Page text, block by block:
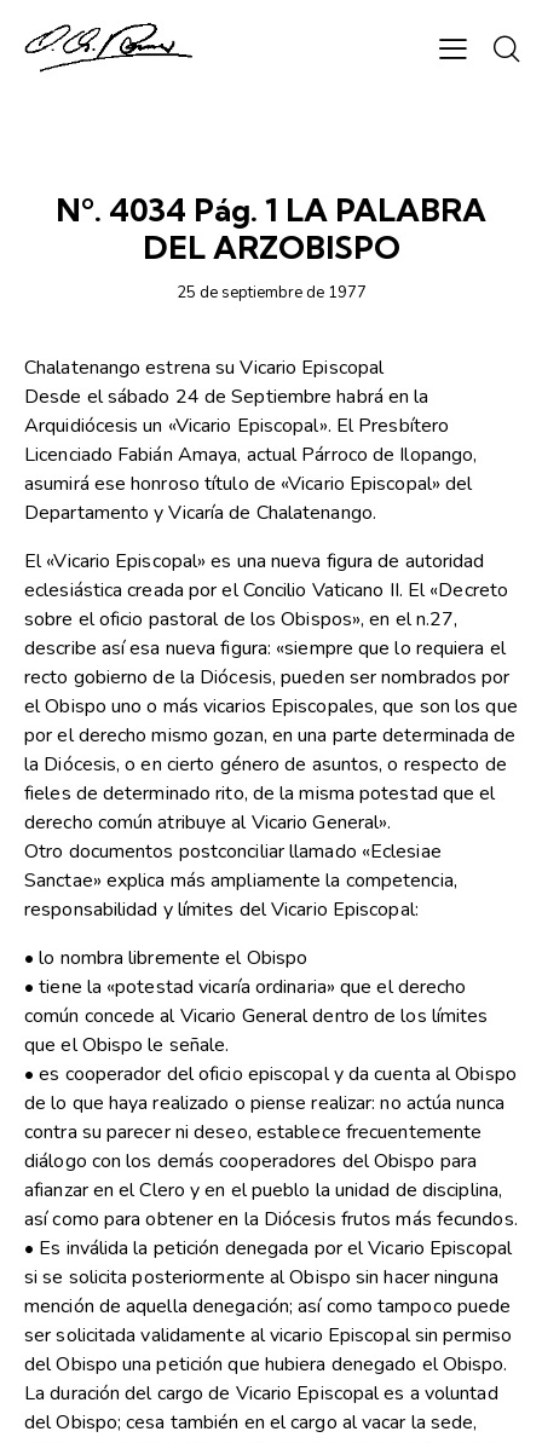
Nº. 4034 Pág. 1 LA PALABRA
DEL ARZOBISPO
25 de septiembre de 1977
Chalatenango estrena su Vicario Episcopal
Desde el sábado 24 de Septiembre habrá en la
Arquidiócesis un «Vicario Episcopal». El Presbítero
Licenciado Fabián Amaya, actual Párroco de Ilopango,
asumirá ese honroso título de «Vicario Episcopal» del
Departamento y Vicaría de Chalatenango.
El «Vicario Episcopal» es una nueva figura de autoridad
eclesiástica creada por el Concilio Vaticano II. El «Decreto
sobre el oficio pastoral de los Obispos», en el n.27,
describe así esa nueva figura: «siempre que lo requiera el
recto gobierno de la Diócesis, pueden ser nombrados por
el Obispo uno o más vicarios Episcopales, que son los que
por el derecho mismo gozan, en una parte determinada de
la Diócesis, o en cierto género de asuntos, o respecto de
fieles de determinado rito, de la misma potestad que el
derecho común atribuye al Vicario General».
Otro documentos postconciliar llamado «Eclesiae
Sanctae» explica más ampliamente la competencia,
responsabilidad y límites del Vicario Episcopal:
• lo nombra libremente el Obispo
• tiene la «potestad vicaría ordinaria» que el derecho
común concede al Vicario General dentro de los límites
que el Obispo le señale.
• es cooperador del oficio episcopal y da cuenta al Obispo
de lo que haya realizado o piense realizar: no actúa nunca
contra su parecer ni deseo, establece frecuentemente
diálogo con los demás cooperadores del Obispo para
afianzar en el Clero y en el pueblo la unidad de disciplina,
así como para obtener en la Diócesis frutos más fecundos.
• Es inválida la petición denegada por el Vicario Episcopal
si se solicita posteriormente al Obispo sin hacer ninguna
mención de aquella denegación; así como tampoco puede
ser solicitada validamente al vicario Episcopal sin permiso
del Obispo una petición que hubiera denegado el Obispo.
La duración del cargo de Vicario Episcopal es a voluntad
del Obispo; cesa también en el cargo al vacar la sede,